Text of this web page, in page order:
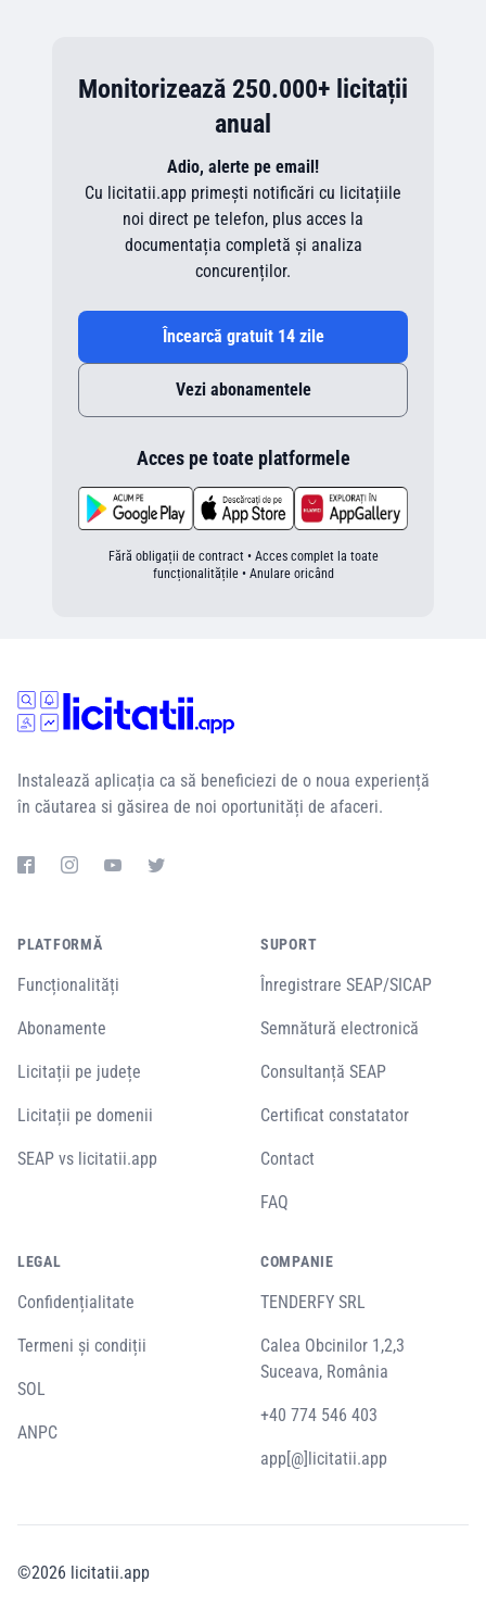
Monitorizează 250.000+ licitații
anual
Adio, alerte pe email!
Cu licitatii.app primești notificări cu licitațiile
noi direct pe telefon, plus acces la
documentația completă și analiza
concurenților.
Încearcă gratuit 14 zile
Vezi abonamentele
Acces pe toate platformele
Fără obligații de contract • Acces complet la toate
funcționalitățile • Anulare oricând
Instalează aplicația ca să beneficiezi de o noua experiență
în căutarea si găsirea de noi oportunități de afaceri.
PLATFORMĂ
Funcționalități
Abonamente
Licitații pe județe
Licitații pe domenii
SEAP vs licitatii.app
SUPORT
Înregistrare SEAP/SICAP
Semnătură electronică
Consultanță SEAP
Certificat constatator
Contact
FAQ
LEGAL
Confidențialitate
Termeni și condiții
SOL
ANPC
COMPANIE
TENDERFY SRL
Calea Obcinilor 1,2,3
Suceava, România
+40 774 546 403
app[@]licitatii.app
©2026 licitatii.app